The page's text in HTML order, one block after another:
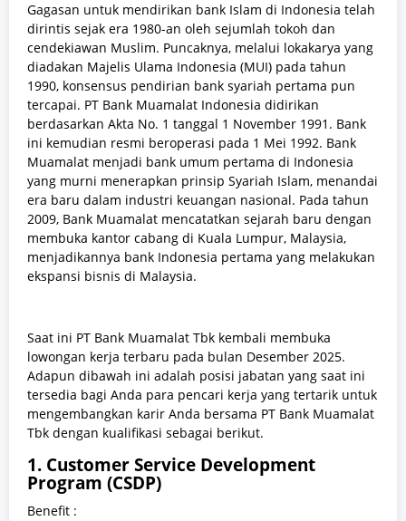
Gagasan untuk mendirikan bank Islam di Indonesia telah
dirintis sejak era 1980-an oleh sejumlah tokoh dan
cendekiawan Muslim. Puncaknya, melalui lokakarya yang
diadakan Majelis Ulama Indonesia (MUI) pada tahun
1990, konsensus pendirian bank syariah pertama pun
tercapai. PT Bank Muamalat Indonesia didirikan
berdasarkan Akta No. 1 tanggal 1 November 1991. Bank
ini kemudian resmi beroperasi pada 1 Mei 1992. Bank
Muamalat menjadi bank umum pertama di Indonesia
yang murni menerapkan prinsip Syariah Islam, menandai
era baru dalam industri keuangan nasional. Pada tahun
2009, Bank Muamalat mencatatkan sejarah baru dengan
membuka kantor cabang di Kuala Lumpur, Malaysia,
menjadikannya bank Indonesia pertama yang melakukan
ekspansi bisnis di Malaysia.
Saat ini PT Bank Muamalat Tbk kembali membuka
lowongan kerja terbaru pada bulan Desember 2025.
Adapun dibawah ini adalah posisi jabatan yang saat ini
tersedia bagi Anda para pencari kerja yang tertarik untuk
mengembangkan karir Anda bersama PT Bank Muamalat
Tbk dengan kualifikasi sebagai berikut.
1. Customer Service Development
Program (CSDP)
Benefit :